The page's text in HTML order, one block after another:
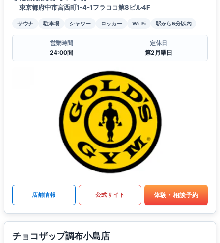
東京都府中市宮西町1-4-1フラココ第8ビル4F
サウナ 駐車場 シャワー ロッカー Wi-Fi 駅から5分以内
営業時間
24:00間
定休日
第2月曜日
店舗情報 公式サイト 体験・相談予約
チョコザップ調布小島店